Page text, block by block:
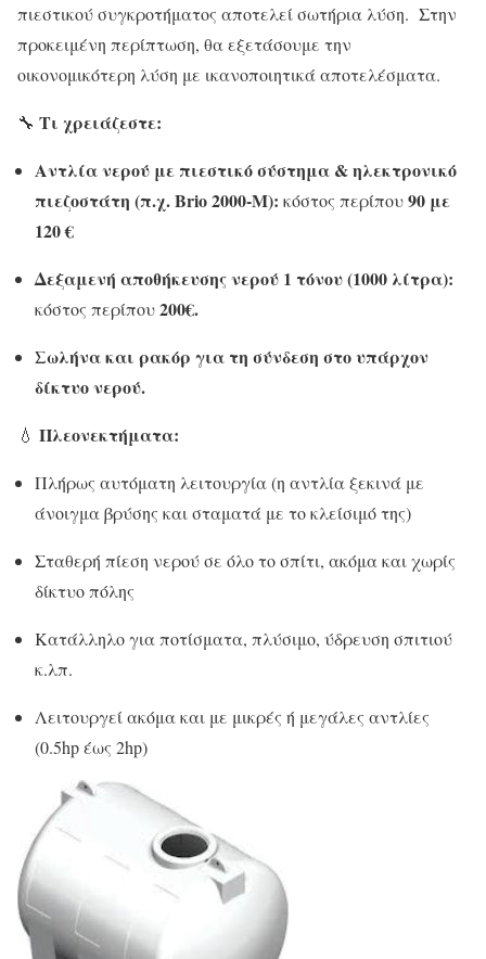
πιεστικού συγκροτήματος αποτελεί σωτήρια λύση. Στην
προκειμένη περίπτωση, θα εξετάσουμε την
οικονομικότερη λύση με ικανοποιητικά αποτελέσματα.
🔧 Τι χρειάζεστε:
Αντλία νερού με πιεστικό σύστημα & ηλεκτρονικό
πιεζοστάτη (π.χ. Brio 2000-M): κόστος περίπου90 με
120 €
Δεξαμενή αποθήκευσης νερού 1 τόνου (1000 λίτρα):
κόστος περίπου200€.
Σωλήνα και ρακόρ για τη σύνδεση στο υπάρχον
δίκτυο νερού.
💧 Πλεονεκτήματα:
Πλήρως αυτόματη λειτουργία (η αντλία ξεκινά με
άνοιγμα βρύσης και σταματά με το κλείσιμό της)
Σταθερή πίεση νερού σε όλο το σπίτι, ακόμα και χωρίς
δίκτυο πόλης
Κατάλληλο για ποτίσματα, πλύσιμο, ύδρευση σπιτιού
κ.λπ.
Λειτουργεί ακόμα και με μικρές ή μεγάλες αντλίες
(0.5hp έως 2hp)